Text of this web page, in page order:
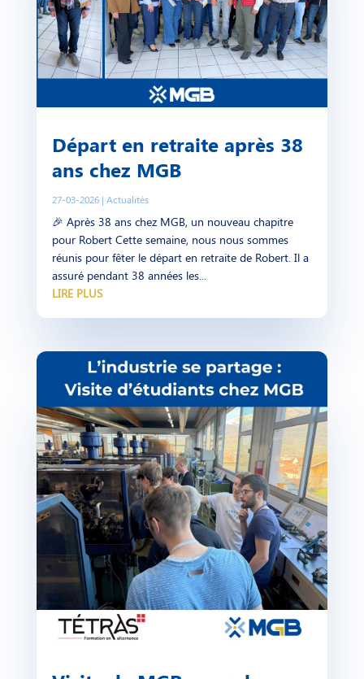
Départ en retraite après 38
ans chez MGB
27-03-2026| Actualités
🎉 Après 38 ans chez MGB, un nouveau chapitre
pour Robert Cette semaine, nous nous sommes
réunis pour fêter le départ en retraite de Robert. Il a
assuré pendant 38 années les...
LIRE PLUS